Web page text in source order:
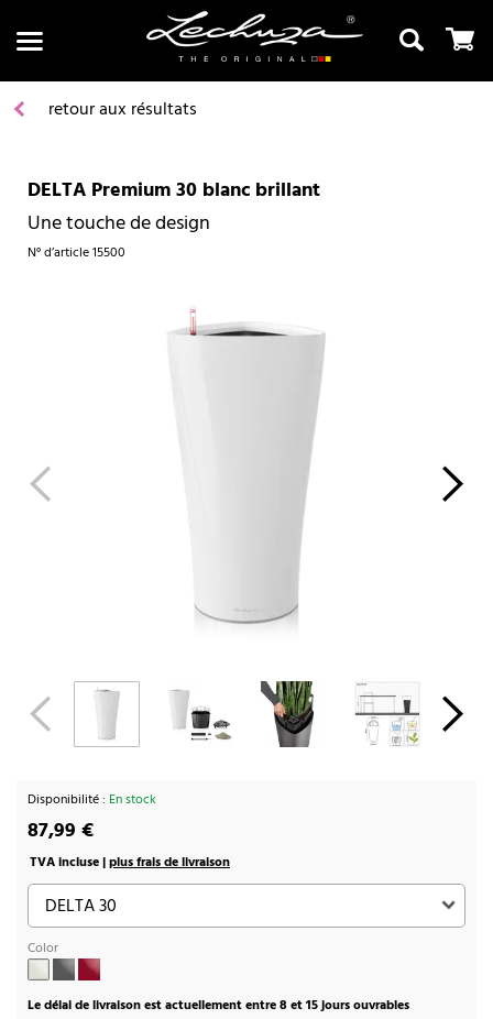
Recherche
retour aux résultats
DELTA Premium 30 blanc brillant
Une touche de design
N° d’article15500
Disponibilité : En stock
87,99 €
TVA incluse |plus frais de livraison
Color
Le délai de livraison est actuellement entre 8 et 15 jours ouvrables